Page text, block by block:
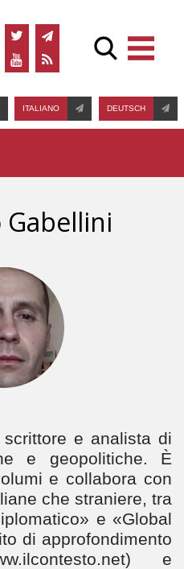
ITALIANO DEUTSCH
Gabellini
e analista di
e geopolitiche. È
e collabora con
che straniere, tra
e «Global
di approfondimento
e